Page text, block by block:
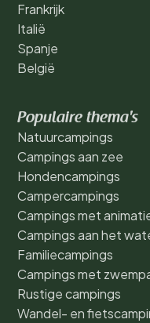
Frankrijk
Italië
Spanje
België
Populaire thema's
Natuurcampings
Campings aan zee
Hondencampings
Campercampings
Campings met
Campings aan het
Familiecampings
Campings met
Rustige campings
Wandel- en